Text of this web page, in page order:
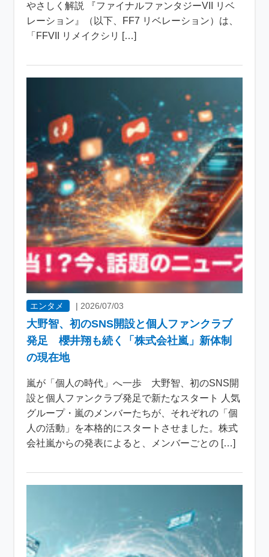
やさしく解説 『ファイナルファンタジーVII リベ
レーション』（以下、FF7 リベレーション）は、
「FFVII リメイクシリ […]
エンタメ |2026/07/03
大野智、初のSNS開設と個人ファンクラブ
発足 櫻井翔も続く「株式会社嵐」新体制
の現在地
嵐が「個人の時代」へ一歩 大野智、初のSNS開
設と個人ファンクラブ発足で新たなスタート 人気
グループ・嵐のメンバーたちが、それぞれの「個
人の活動」を本格的にスタートさせました。株式
会社嵐からの発表によると、メンバーごとの […]